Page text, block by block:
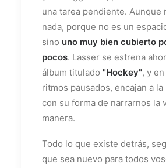
una tarea pendiente. Aunque
nada, porque no es un
sino uno muy bien cubierto
pocos. Lasser se estrena
álbum titulado "Hockey", y
ritmos pausados, encajan a
con su forma de narrarnos la
manera.
Todo lo que existe detrás,
que sea nuevo para todos